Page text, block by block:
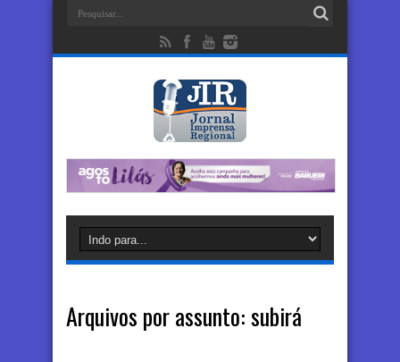
Arquivos por assunto:subirá